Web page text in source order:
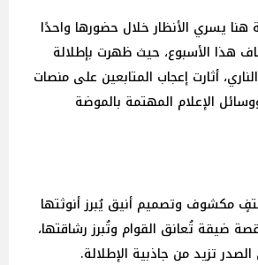
هنا يسري الأنظار خلال حضورها واحدًا
هذا الأسبوع، حيث ظهرت بإطلالة
أثارت إعجاب المتابعين على منصات
الإعلام المهتمة بالموضة
مكشوف وتصميم أنيق يُبرز أنوثتها
ضيقة تُعانق القوام وتُبرز رشاقتها،
تزيد من جاذبية الإطلالة.